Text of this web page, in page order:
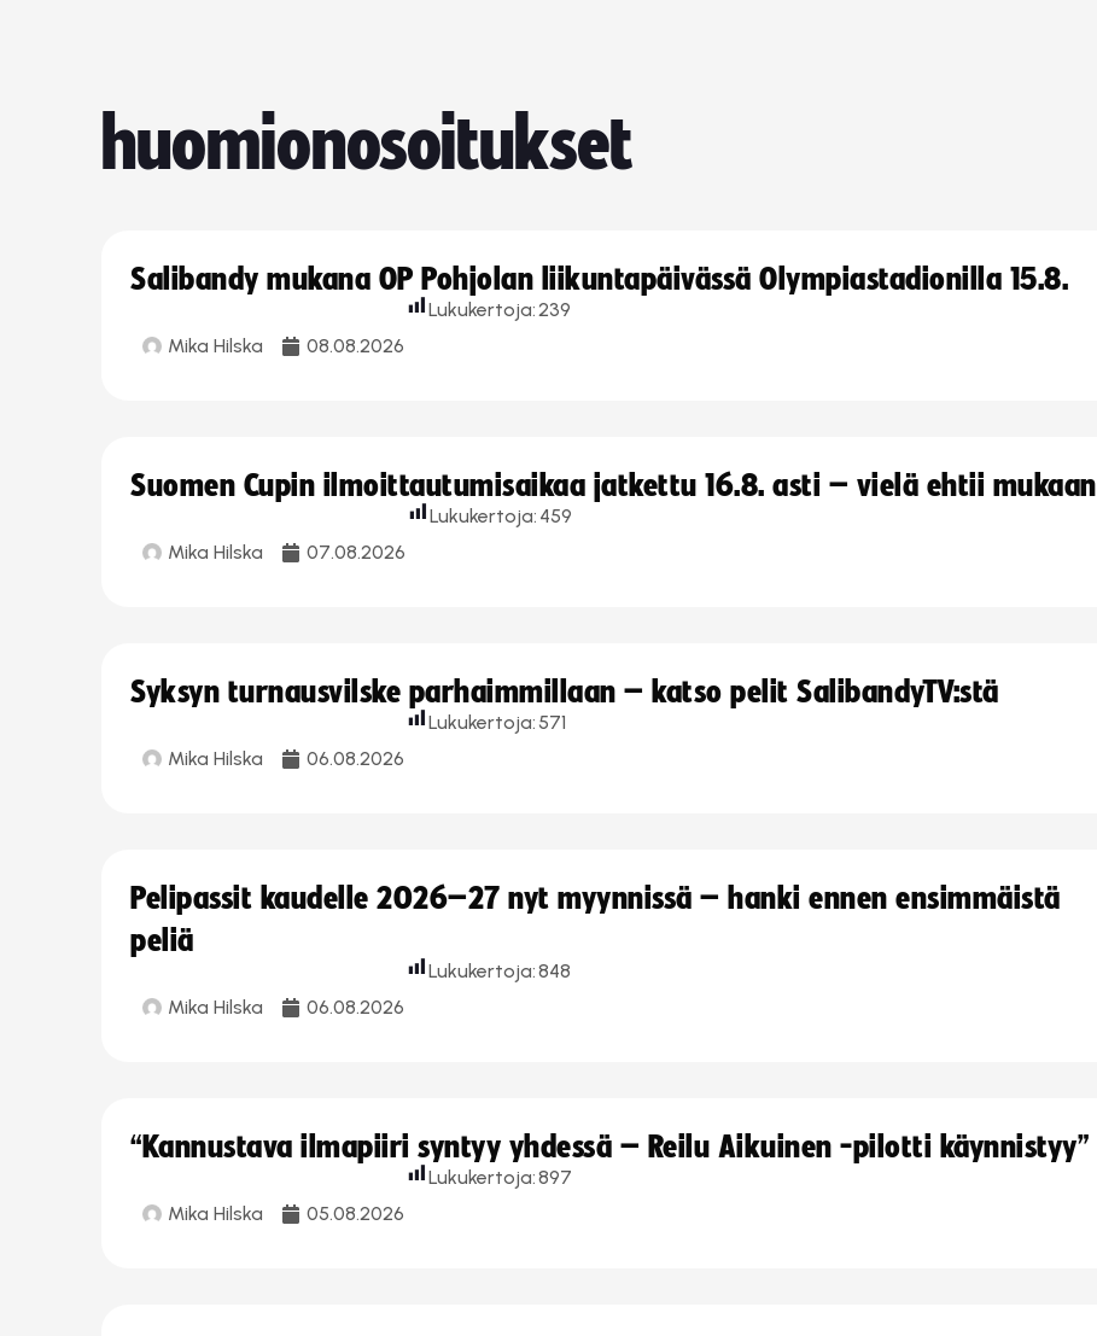
huomionosoitukset
Salibandy mukana OP Pohjolan liikuntapäivässä Olympiastadionilla 15.8.
Mika Hilska 08.08.2026
Lukukertoja:239
Suomen Cupin ilmoittautumisaikaa jatkettu 16.8. asti – vielä ehtii mukaan
Mika Hilska 07.08.2026
Lukukertoja: 459
Syksyn turnausvilske parhaimmillaan – katso pelit SalibandyTV:stä
Mika Hilska 06.08.2026
Lukukertoja: 571
Pelipassit kaudelle 2026–27 nyt myynnissä – hanki ennen ensimmäistä
peliä
Mika Hilska 06.08.2026
Lukukertoja:848
“Kannustava ilmapiiri syntyy yhdessä – Reilu Aikuinen -pilotti käynnistyy”
Mika Hilska 05.08.2026
Lukukertoja:897